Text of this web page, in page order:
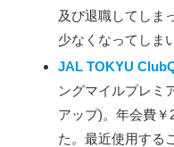
及び退職してしま
少なくなってしま
JAL TOKYU
ングマイルプレミ
アップ)。年会費￥
た。最近使用する